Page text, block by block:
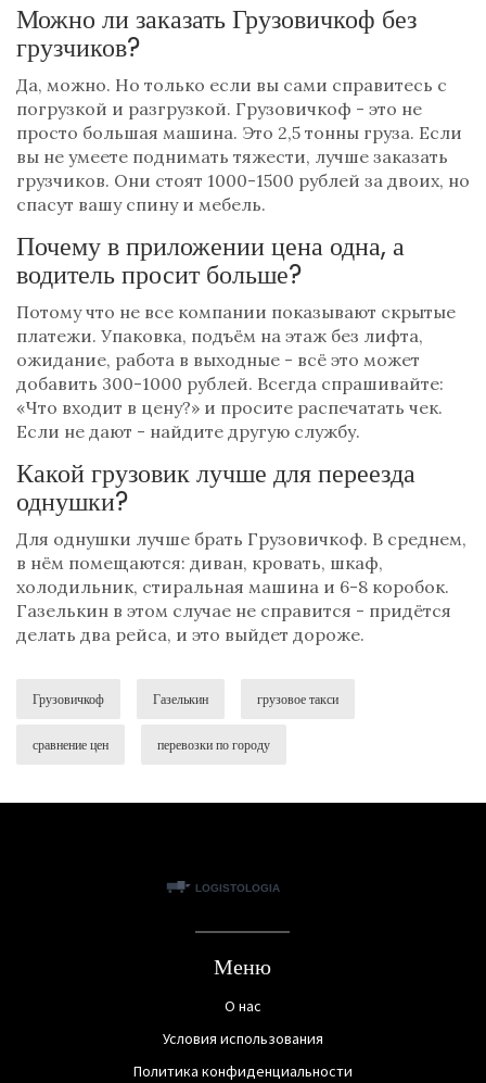
Можно ли заказать Грузовичкоф без
грузчиков?
Да, можно. Но только если вы сами справитесь с
погрузкой и разгрузкой. Грузовичкоф - это не
просто большая машина. Это 2,5 тонны груза. Если
вы не умеете поднимать тяжести, лучше заказать
грузчиков. Они стоят 1000-1500 рублей за двоих, но
спасут вашу спину и мебель.
Почему в приложении цена одна, а
водитель просит больше?
Потому что не все компании показывают скрытые
платежи. Упаковка, подъём на этаж без лифта,
ожидание, работа в выходные - всё это может
добавить 300-1000 рублей. Всегда спрашивайте:
«Что входит в цену?» и просите распечатать чек.
Если не дают - найдите другую службу.
Какой грузовик лучше для переезда
однушки?
Для однушки лучше брать Грузовичкоф. В среднем,
в нём помещаются: диван, кровать, шкаф,
холодильник, стиральная машина и 6-8 коробок.
Газелькин в этом случае не справится - придётся
делать два рейса, и это выйдет дороже.
Грузовичкоф Газелькин грузовое такси
сравнение цен перевозки по городу
Меню
О нас
Условия использования
Политика конфиденциальности